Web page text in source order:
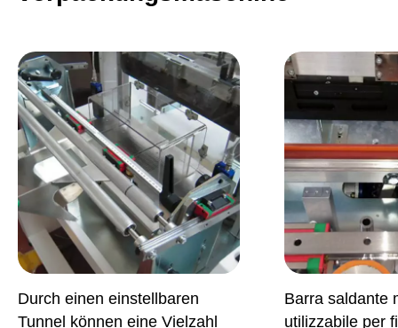
Durch einen einstellbaren
Tunnel können eine Vielzahl
Barra saldante
utilizzabile per